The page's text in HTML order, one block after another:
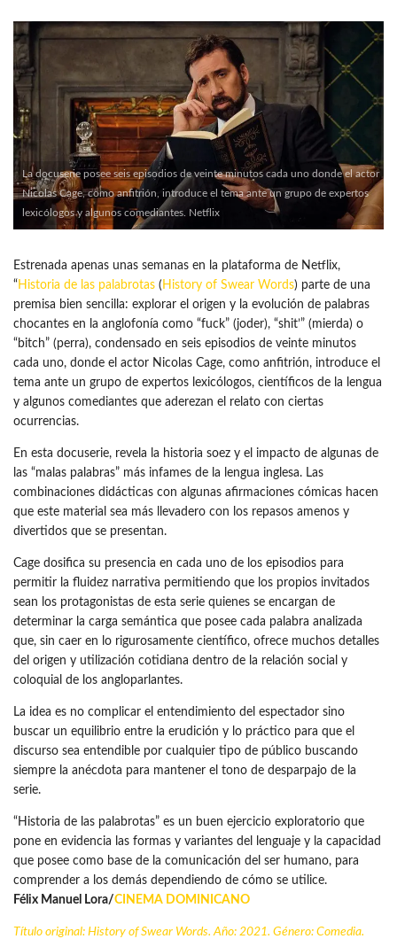
La docuserie posee seis episodios de veinte minutos cada uno donde el actor
Nicolas Cage, como anfitrión, introduce el tema ante un grupo de expertos
lexicólogos y algunos comediantes. Netflix
Estrenada apenas unas semanas en la plataforma de Netflix,
“ Historia de las palabrotas ( History of Swear Words) parte de una
premisa bien sencilla: explorar el origen y la evolución de palabras
chocantes en la anglofonía como “fuck” (joder), “shit’” (mierda) o
“bitch” (perra), condensado en seis episodios de veinte minutos
cada uno, donde el actor Nicolas Cage, como anfitrión, introduce el
tema ante un grupo de expertos lexicólogos, científicos de la lengua
y algunos comediantes que aderezan el relato con ciertas
ocurrencias.
En esta docuserie, revela la historia soez y el impacto de algunas de
las “malas palabras” más infames de la lengua inglesa. Las
combinaciones didácticas con algunas afirmaciones cómicas hacen
que este material sea más llevadero con los repasos amenos y
divertidos que se presentan.
Cage dosifica su presencia en cada uno de los episodios para
permitir la fluidez narrativa permitiendo que los propios invitados
sean los protagonistas de esta serie quienes se encargan de
determinar la carga semántica que posee cada palabra analizada
que, sin caer en lo rigurosamente científico, ofrece muchos detalles
del origen y utilización cotidiana dentro de la relación social y
coloquial de los angloparlantes.
La idea es no complicar el entendimiento del espectador sino
buscar un equilibrio entre la erudición y lo práctico para que el
discurso sea entendible por cualquier tipo de público buscando
siempre la anécdota para mantener el tono de desparpajo de la
serie.
“Historia de las palabrotas” es un buen ejercicio exploratorio que
pone en evidencia las formas y variantes del lenguaje y la capacidad
que posee como base de la comunicación del ser humano, para
comprender a los demás dependiendo de cómo se utilice.
Félix Manuel Lora/CINEMA DOMINICANO
Título original: History of Swear Words. Año: 2021. Género: Comedia.